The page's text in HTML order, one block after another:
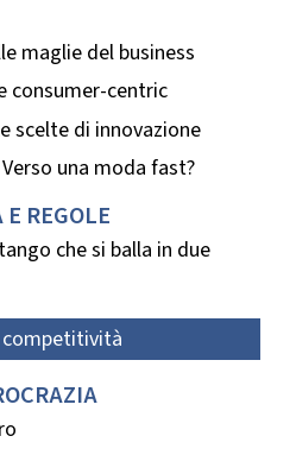
maglie del business
consumer-centric
scelte di innovazione
una moda fast?
REGOLE
che si balla in due